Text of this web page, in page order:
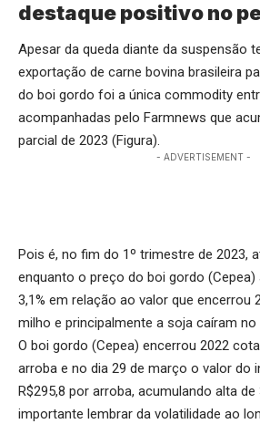
destaque positivo no
Apesar da queda diante da suspensão
exportação de carne bovina brasileira
do boi gordo foi a única commodity
acompanhadas pelo Farmnews que
parcial de 2023 (Figura).
- ADVERTISEMENT -
Pois é, no fim do 1º trimestre de 2023,
enquanto o preço do boi gordo (Cepea)
3,1% em relação ao valor que encerrou
milho e principalmente a soja caíram no
O boi gordo (Cepea) encerrou 2022
arroba e no dia 29 de março o valor do
R$295,8 por arroba, acumulando alta de
importante lembrar da volatilidade ao